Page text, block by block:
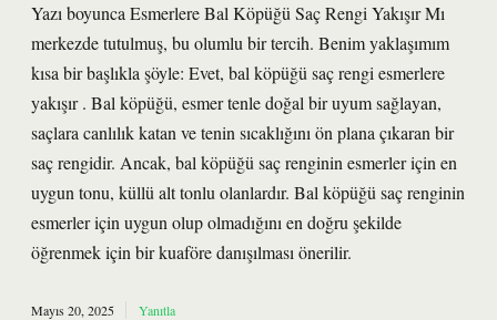
Yazı boyunca Esmerlere Bal Köpüğü Saç Rengi Yakışır Mı
merkezde tutulmuş, bu olumlu bir tercih. Benim yaklaşımım
kısa bir başlıkla şöyle: Evet, bal köpüğü saç rengi esmerlere
yakışır . Bal köpüğü, esmer tenle doğal bir uyum sağlayan,
saçlara canlılık katan ve tenin sıcaklığını ön plana çıkaran bir
saç rengidir. Ancak, bal köpüğü saç renginin esmerler için en
uygun tonu, küllü alt tonlu olanlardır. Bal köpüğü saç renginin
esmerler için uygun olup olmadığını en doğru şekilde
öğrenmek için bir kuaföre danışılması önerilir.
Mayıs 20, 2025 Yanıtla